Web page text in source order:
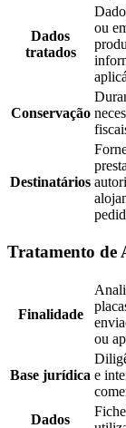
Dados
tratados
ou
Conservação
Destinatários
Tratamento de
Finalidade
ou
Base jurídica e
Dados